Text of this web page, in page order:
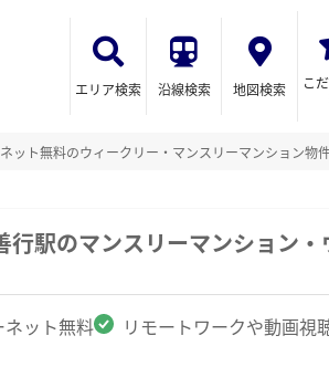
エリア検索 沿線検索 地図検索 こ
ット無料のウィークリー・マンスリーマンション物
行駅のマンスリーマンション
ット無料 リモートワークや動画視